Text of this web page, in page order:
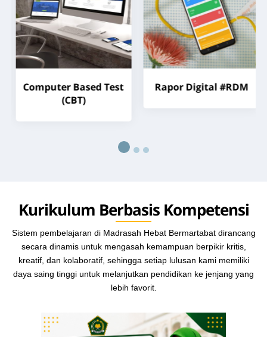
Computer Based Test
(CBT)
Rapor Digital #RDM
Kurikulum Berbasis Kompetensi
Sistem pembelajaran di Madrasah Hebat Bermartabat dirancang
secara dinamis untuk mengasah kemampuan berpikir kritis,
kreatif, dan kolaboratif, sehingga setiap lulusan kami memiliki
daya saing tinggi untuk melanjutkan pendidikan ke jenjang yang
lebih favorit.